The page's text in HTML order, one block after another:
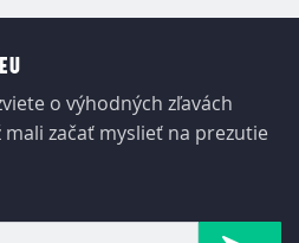
o výhodných zľavách
začať myslieť na prezutie